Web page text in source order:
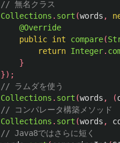
// 無名クラス
Collections . sort (words ,
@Override
public int compare(
return Integer.
}
});
// ラムダを使う
Collections . sort (words , (
// コンパレータ構築メソッド
Collections . sort (words ,
// Java8ではさらに短く